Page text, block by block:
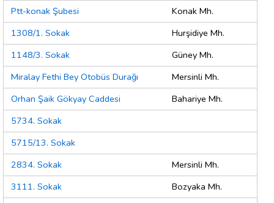
Ptt-konak Şubesi
Konak Mh.
1308/1. Sokak
Hurşidiye Mh.
1148/3. Sokak
Güney Mh.
Miralay Fethi Bey Otobüs Durağı
Mersinli Mh.
Orhan Şaik Gökyay Caddesi
Bahariye Mh.
5734. Sokak
5715/13. Sokak
2834. Sokak
Mersinli Mh.
3111. Sokak
Bozyaka Mh.